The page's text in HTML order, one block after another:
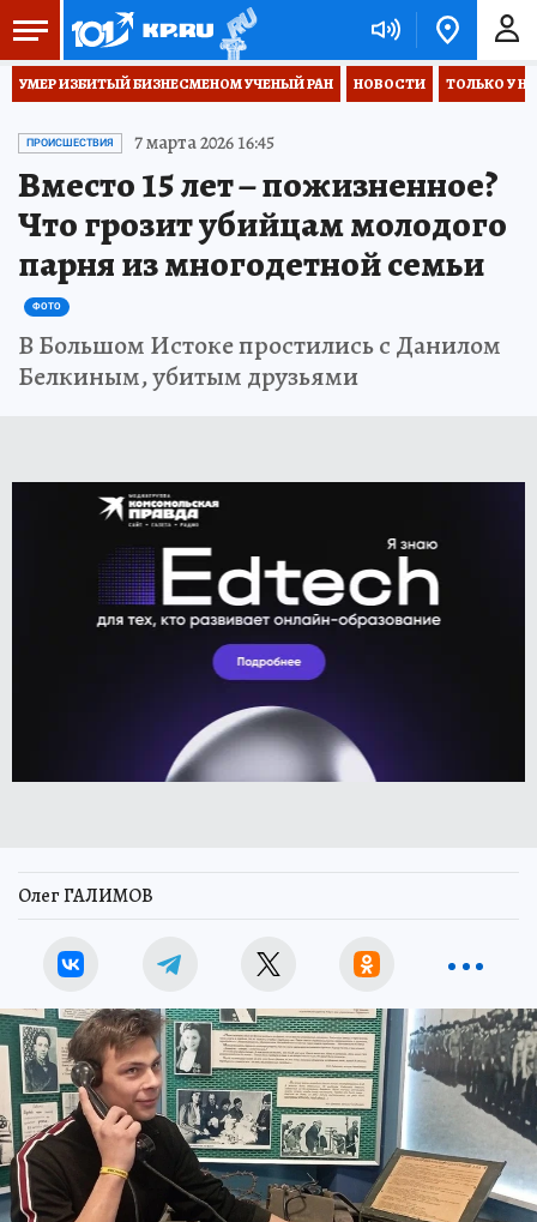
УМЕР ИЗБИТЫЙ БИЗНЕСМЕНОМ УЧЕНЫЙ РАН НОВОСТИ ТОЛЬКО У
ПРОИСШЕСТВИЯ 7 марта 2026 16:45
Вместо 15 лет – пожизненное?
Что грозит убийцам молодого
парня из многодетной семьи
ФОТО
В Большом Истоке простились с Данилом
Белкиным, убитым друзьями
Олег ГАЛИМОВ